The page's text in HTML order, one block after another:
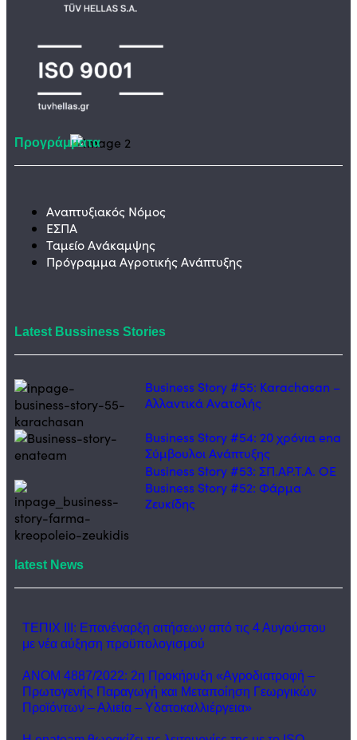
Προγράμματα
Αναπτυξιακός Νόμος
ΕΣΠΑ
Ταμείο Ανάκαμψης
Πρόγραμμα Αγροτικής Ανάπτυξης
Latest Bussiness Stories
Business Story #55: Karachasan –
Αλλαντικά Ανατολής
Business Story #54: 20 χρόνια ena
Σύμβουλοι Ανάπτυξης
Business Story #53: ΣΠ.ΑΡ.Τ.Α. ΟΕ
Business Story #52: Φάρμα
Ζευκίδης
latest News
ΤΕΠΙΧ ΙΙΙ: Επανέναρξη αιτήσεων από τις 4 Αυγούστου
με νέα αύξηση προϋπολογισμού
ΑΝΟΜ 4887/2022: 2η Προκήρυξη «Αγροδιατροφή –
Πρωτογενής Παραγωγή και Μεταποίηση Γεωργικών
Προϊόντων – Αλιεία – Υδατοκαλλιέργεια»